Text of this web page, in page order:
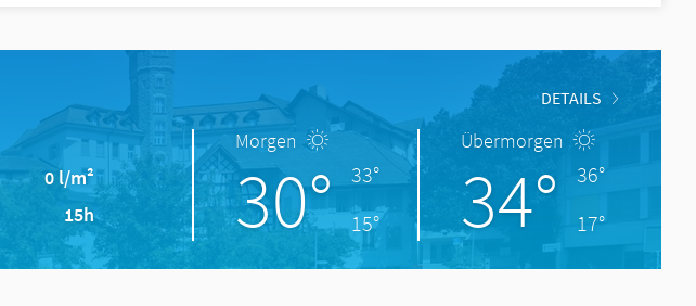
DETAILS
0 l/m²
15h
Morgen
30°
33°
15°
Übermorgen
34°
36°
17°